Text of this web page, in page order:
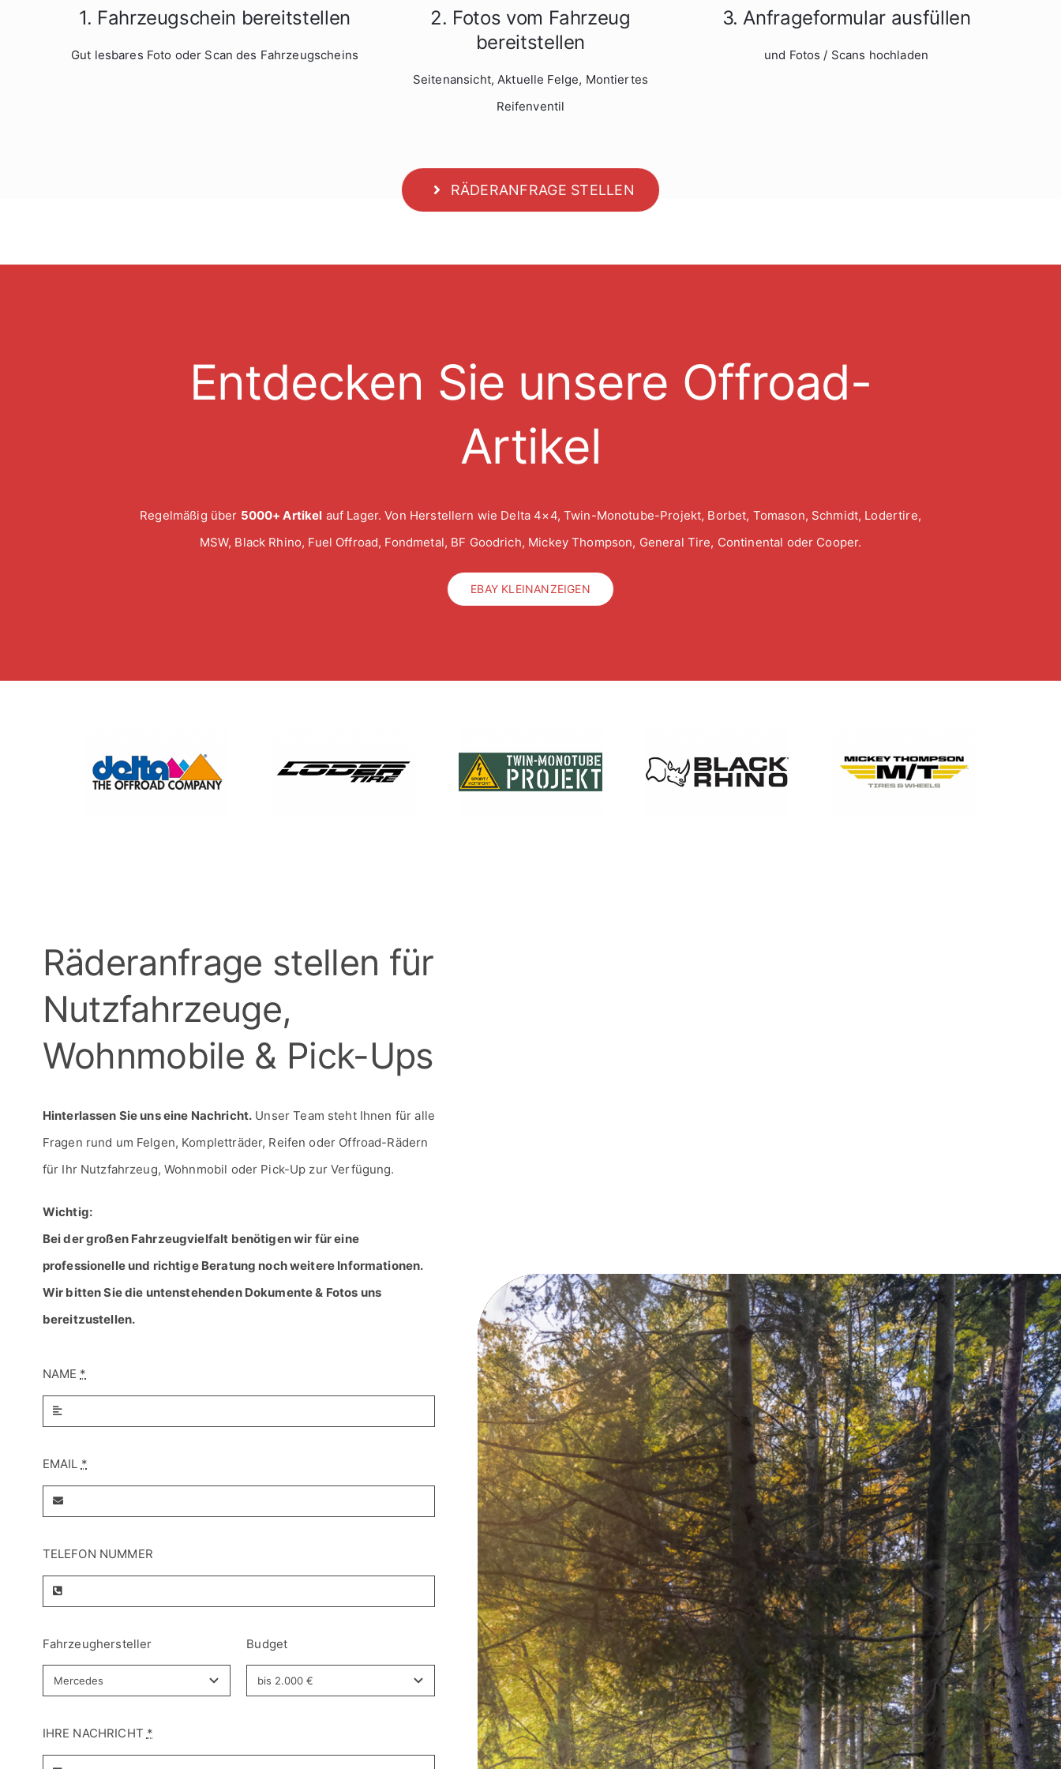
1. Fahrzeugschein bereitstellen
Gut lesbares Foto oder Scan des Fahrzeugscheins
2. Fotos vom Fahrzeug
bereitstellen
Seitenansicht, Aktuelle Felge, Montiertes
Reifenventil
3. Anfrageformular ausfüllen
und Fotos / Scans hochladen
RÄDERANFRAGE STELLEN
Entdecken Sie unsere Offroad-
Artikel
Regelmäßig über 5000+ Artikel auf Lager. Von Herstellern wie Delta 4×4, Twin-Monotube-Projekt, Borbet, Tomason, Schmidt, Lodertire,
MSW, Black Rhino, Fuel Offroad, Fondmetal, BF Goodrich, Mickey Thompson, General Tire, Continental oder Cooper.
EBAY KLEINANZEIGEN
Räderanfrage stellen für
Nutzfahrzeuge,
Wohnmobile & Pick-Ups
Hinterlassen Sie uns eine Nachricht. Unser Team steht Ihnen für alle
Fragen rund um Felgen, Kompletträder, Reifen oder Offroad-Rädern
für Ihr Nutzfahrzeug, Wohnmobil oder Pick-Up zur Verfügung.
Wichtig:
Bei der großen Fahrzeugvielfalt benötigen wir für eine
professionelle und richtige Beratung noch weitere Informationen.
Wir bitten Sie die untenstehenden Dokumente & Fotos uns
bereitzustellen.
NAME *
EMAIL *
TELEFON NUMMER
Fahrzeughersteller Budget
IHRE NACHRICHT *